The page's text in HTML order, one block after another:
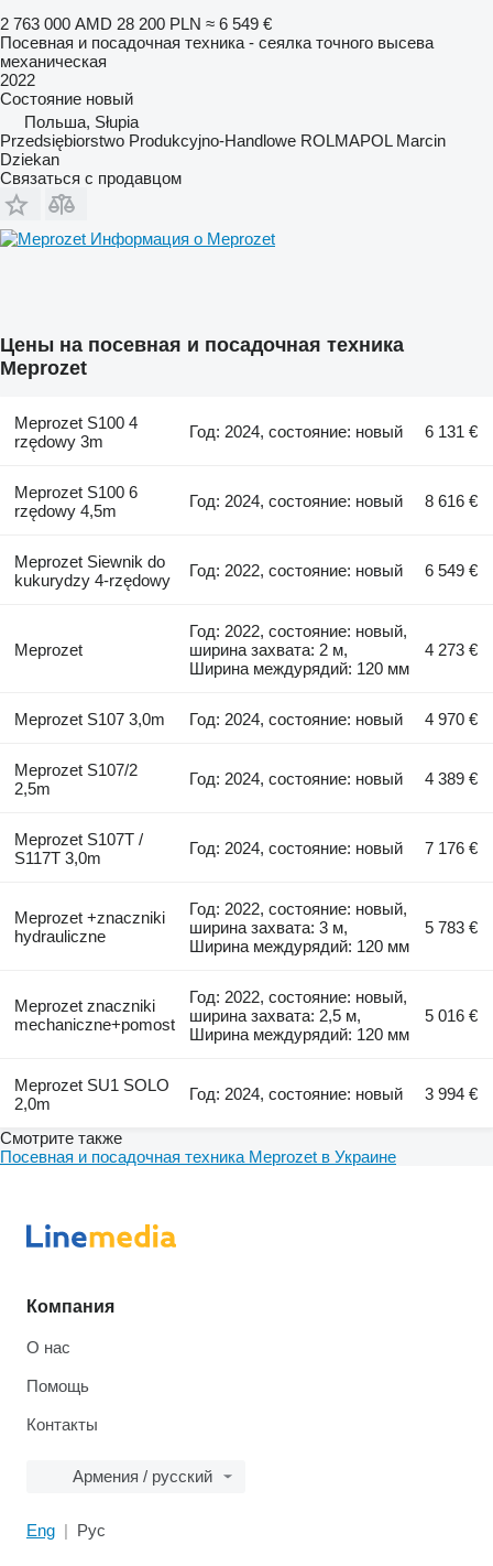
2 763 000 AMD 28 200 PLN ≈ 6 549 €
Посевная и посадочная техника - сеялка точного высева
механическая
2022
Состояние новый
Польша, Słupia
Przedsiębiorstwo Produkcyjno-Handlowe ROLMAPOL Marcin
Dziekan
Связаться с продавцом
Информация о Meprozet
Цены на посевная и посадочная техника
Meprozet
Meprozet S100 4
rzędowy 3m
Год: 2024, состояние: новый 6 131 €
Meprozet S100 6
rzędowy 4,5m
Год: 2024, состояние: новый 8 616 €
Meprozet Siewnik do
kukurydzy 4-rzędowy
Год: 2022, состояние: новый 6 549 €
Meprozet
Год: 2022, состояние: новый,
ширина захвата: 2 м,
Ширина междурядий: 120 мм
4 273 €
Meprozet S107 3,0m Год: 2024, состояние: новый 4 970 €
Meprozet S107/2
2,5m
Год: 2024, состояние: новый 4 389 €
Meprozet S107T /
S117T 3,0m
Год: 2024, состояние: новый 7 176 €
Meprozet +znaczniki
hydrauliczne
Год: 2022, состояние: новый,
ширина захвата: 3 м,
Ширина междурядий: 120 мм
5 783 €
Meprozet znaczniki
mechaniczne+pomost
Год: 2022, состояние: новый,
ширина захвата: 2,5 м,
Ширина междурядий: 120 мм
5 016 €
Meprozet SU1 SOLO
2,0m
Год: 2024, состояние: новый 3 994 €
Смотрите также
Посевная и посадочная техника Meprozet в Украине
Компания
О нас
Помощь
Контакты
Армения / русский
Eng Рус